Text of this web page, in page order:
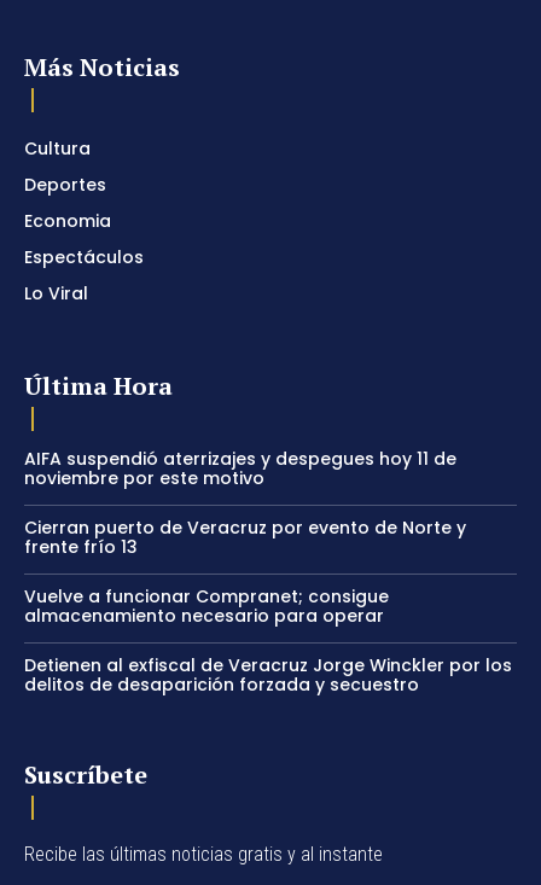
Más Noticias
Cultura
Deportes
Economia
Espectáculos
Lo Viral
Última Hora
AIFA suspendió aterrizajes y despegues hoy 11 de
noviembre por este motivo
Cierran puerto de Veracruz por evento de Norte y
frente frío 13
Vuelve a funcionar Compranet; consigue
almacenamiento necesario para operar
Detienen al exfiscal de Veracruz Jorge Winckler por los
delitos de desaparición forzada y secuestro
Suscríbete
Recibe las últimas noticias gratis y al instante